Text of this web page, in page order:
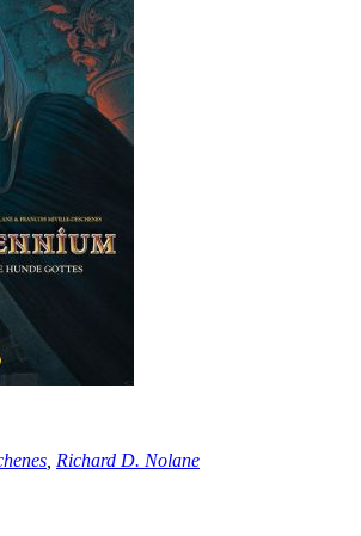
Richard D. Nolane